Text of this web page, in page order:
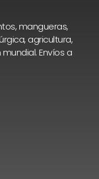
mangueras,
agricultura,
Envíos a